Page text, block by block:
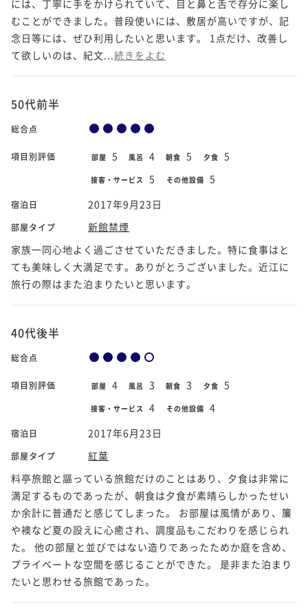
には、丁寧に手をかけられていて、目と鼻と舌で存分に楽し
むことができました。普段使いには、敷居が高いですが、記
念日等には、ぜひ利用したいと思います。 1点だけ、改善し
て欲しいのは、紀文... 続きをよむ
50代前半
総合点
項目別評価 部屋 5 風呂 4 朝食 5 夕食 5
接客・サービス 5 その他設備 5
宿泊日 2017年9月23日
部屋タイプ
新館禁煙
家族一同心地よく過ごさせていただきました。特に食事はと
ても美味しく大満足です。ありがとうございました。近江に
旅行の際はまた泊まりたいと思います。
40代後半
総合点
項目別評価 部屋 4 風呂 3 朝食 3 夕食 5
接客・サービス 4 その他設備 4
宿泊日 2017年6月23日
部屋タイプ
紅葉
料亭旅館と謳っている旅館だけのことはあり、夕食は非常に
満足するものであったが、朝食は夕食が素晴らしかったせい
か余計に普通だと感じてしまった。 お部屋は風情があり、簾
や襖など夏の設えに心癒され、調度品もこだわりを感じられ
た。 他の部屋と並びではない造りであったためか庭を含め、
プライベートな空間を感じることができた。 是非また泊まり
たいと思わせる旅館であった。